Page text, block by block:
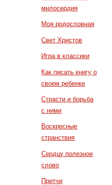
милосердия
Моя родословная
Свет Христов
Игра в классики
Как писать книгу о
своем ребенке
Страсти и борьба
с ними
Воскресные
странствия
Сердцу полезное
слово
Притчи